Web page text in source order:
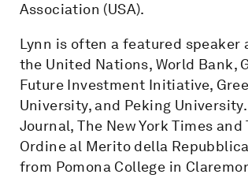
Association (USA).
Lynn is often a featured
the United Nations, World Bank,
Future Investment Initiative,
University, and Peking
Journal, The New York Times
Ordine al Merito della
from Pomona College in